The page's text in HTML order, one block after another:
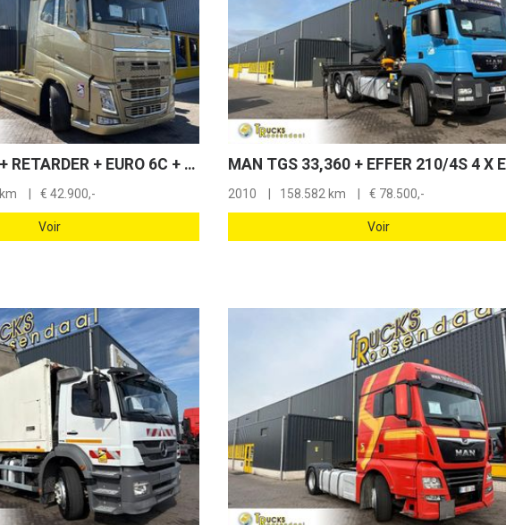
Volvo FH 540 + RETARDER + EURO 6C + SPOILERS + ALUMINUM WHEELS
€ 42.900,-
Voir
2010 158.582 km € 78.500,-
Voir